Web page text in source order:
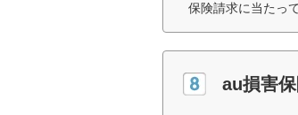
保険請求に当たっ
au損害